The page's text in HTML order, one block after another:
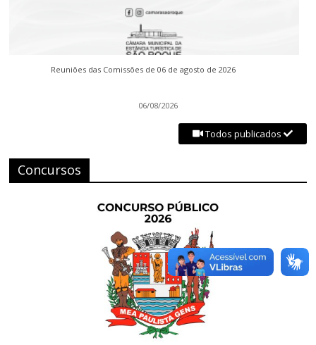
Reuniões das Comissões de 06 de agosto de 2026
06/08/2026
Todos publicados
Concursos